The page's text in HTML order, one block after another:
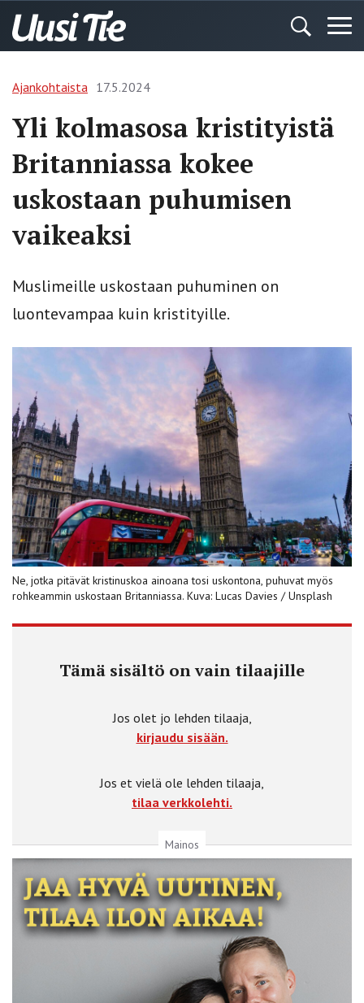
Ajankohtaista 17.5.2024
Yli kolmasosa kristityistä
Britanniassa kokee
uskostaan puhumisen
vaikeaksi
Muslimeille uskostaan puhuminen on
luontevampaa kuin kristityille.
Ne, jotka pitävät kristinuskoa ainoana tosi uskontona, puhuvat myös
rohkeammin uskostaan Britanniassa. Kuva: Lucas Davies / Unsplash
Tämä sisältö on vain tilaajille
Jos olet jo lehden tilaaja,
kirjaudu sisään.
Jos et vielä ole lehden tilaaja,
tilaa verkkolehti.
Mainos